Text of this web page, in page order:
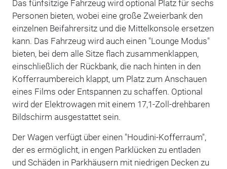
Das fünfsitzige Fahrzeug wird optional Platz für sechs
Personen bieten, wobei eine große Zweierbank den
einzelnen Beifahrersitz und die Mittelkonsole ersetzen
kann. Das Fahrzeug wird auch einen "Lounge Modus"
bieten, bei dem alle Sitze flach zusammenklappen,
einschließlich der Rückbank, die nach hinten in den
Kofferraumbereich klappt, um Platz zum Anschauen
eines Films oder Entspannen zu schaffen. Optional
wird der Elektrowagen mit einem 17,1-Zoll-drehbaren
Bildschirm ausgestattet sein.
Der Wagen verfügt über einen "Houdini-Kofferraum",
der es ermöglicht, in engen Parklücken zu entladen
und Schäden in Parkhäusern mit niedrigen Decken zu